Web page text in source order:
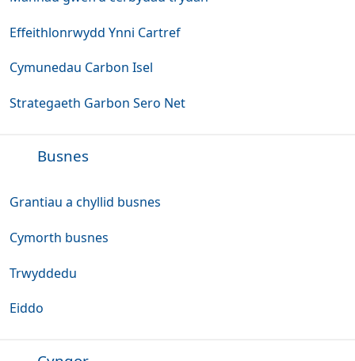
Effeithlonrwydd Ynni Cartref
Cymunedau Carbon Isel
Strategaeth Garbon Sero Net
Busnes
Grantiau a chyllid busnes
Cymorth busnes
Trwyddedu
Eiddo